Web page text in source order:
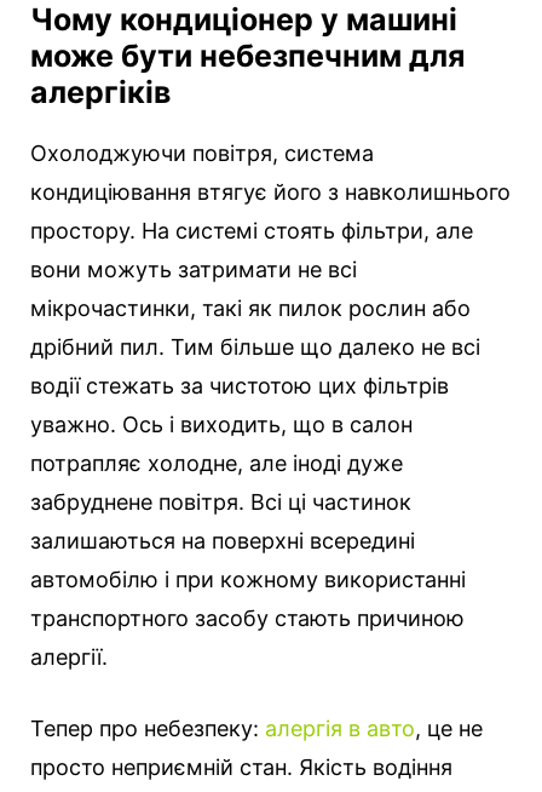
Чому кондиціонер у машині
може бути небезпечним для
алергіків
Охолоджуючи повітря, система
кондиціювання втягує його з навколишнього
простору. На системі стоять фільтри, але
вони можуть затримати не всі
мікрочастинки, такі як пилок рослин або
дрібний пил. Тим більше що далеко не всі
водії стежать за чистотою цих фільтрів
уважно. Ось і виходить, що в салон
потрапляє холодне, але іноді дуже
забруднене повітря. Всі ці частинок
залишаються на поверхні всередині
автомобілю і при кожному використанні
транспортного засобу стають причиною
алергії.
Тепер про небезпеку: алергія в авто, це не
просто неприємній стан. Якість водіння